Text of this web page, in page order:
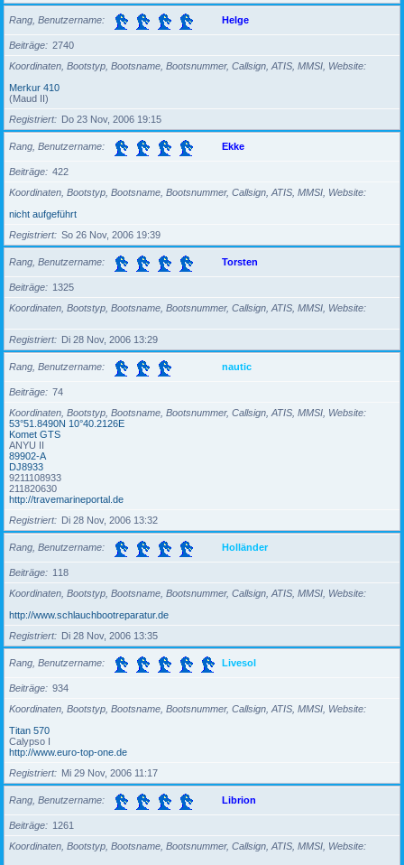
Rang, Benutzername Helge
Beiträge
2740
Koordinaten, Bootstyp, Bootsname, Bootsnummer, Callsign, ATIS, MMSI, Website
Merkur 410
(Maud II)
Registriert
Do 23 Nov, 2006 19:15
Rang, Benutzername Ekke
Beiträge
422
Koordinaten, Bootstyp, Bootsname, Bootsnummer, Callsign, ATIS, MMSI, Website
nicht aufgeführt
Registriert
So 26 Nov, 2006 19:39
Rang, Benutzername Torsten
Beiträge
1325
Koordinaten, Bootstyp, Bootsname, Bootsnummer, Callsign, ATIS, MMSI, Website
Registriert Di 28 Nov, 2006 13:29
Rang, Benutzername nautic
Beiträge
74
Koordinaten, Bootstyp, Bootsname, Bootsnummer, Callsign, ATIS, MMSI, Website
53°51.8490N 10°40.2126E
Komet GTS
ANYU II
89902-A
DJ8933
9211108933
211820630
http://travemarineportal.de
Registriert
Di 28 Nov, 2006 13:32
Rang, Benutzername Holländer
Beiträge
118
Koordinaten, Bootstyp, Bootsname, Bootsnummer, Callsign, ATIS, MMSI, Website
http://www.schlauchbootreparatur.de
Registriert
Di 28 Nov, 2006 13:35
Rang, Benutzername Livesol
Beiträge
934
Koordinaten, Bootstyp, Bootsname, Bootsnummer, Callsign, ATIS, MMSI, Website
Titan 570
Calypso I
http://www.euro-top-one.de
Registriert
Mi 29 Nov, 2006 11:17
Rang, Benutzername Librion
Beiträge
1261
Koordinaten, Bootstyp, Bootsname, Bootsnummer, Callsign, ATIS, MMSI, Website